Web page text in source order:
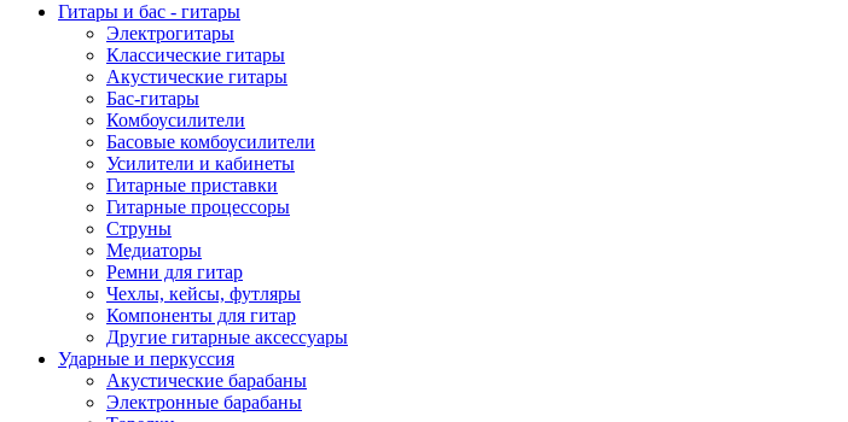
Гитары и бас - гитары
Электрогитары
Классические гитары
Акустические гитары
Бас-гитары
Комбоусилители
Басовые комбоусилители
Усилители и кабинеты
Гитарные приставки
Гитарные процессоры
Струны
Медиаторы
Ремни для гитар
Чехлы, кейсы, футляры
Компоненты для гитар
Другие гитарные аксессуары
Ударные и перкуссия
Акустические барабаны
Электронные барабаны